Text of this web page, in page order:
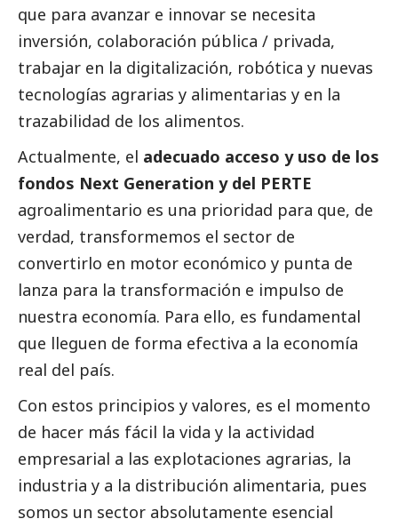
que para avanzar e innovar se necesita
inversión, colaboración pública / privada,
trabajar en la digitalización, robótica y nuevas
tecnologías agrarias y alimentarias y en la
trazabilidad de los alimentos.
Actualmente, el adecuado acceso y uso de los
fondos Next Generation y del PERTE
agroalimentario es una prioridad para que, de
verdad, transformemos el sector de
convertirlo en motor económico y punta de
lanza para la transformación e impulso de
nuestra economía. Para ello, es fundamental
que lleguen de forma efectiva a la economía
real del país.
Con estos principios y valores, es el momento
de hacer más fácil la vida y la actividad
empresarial a las explotaciones agrarias, la
industria y a la distribución alimentaria, pues
somos un sector absolutamente esencial